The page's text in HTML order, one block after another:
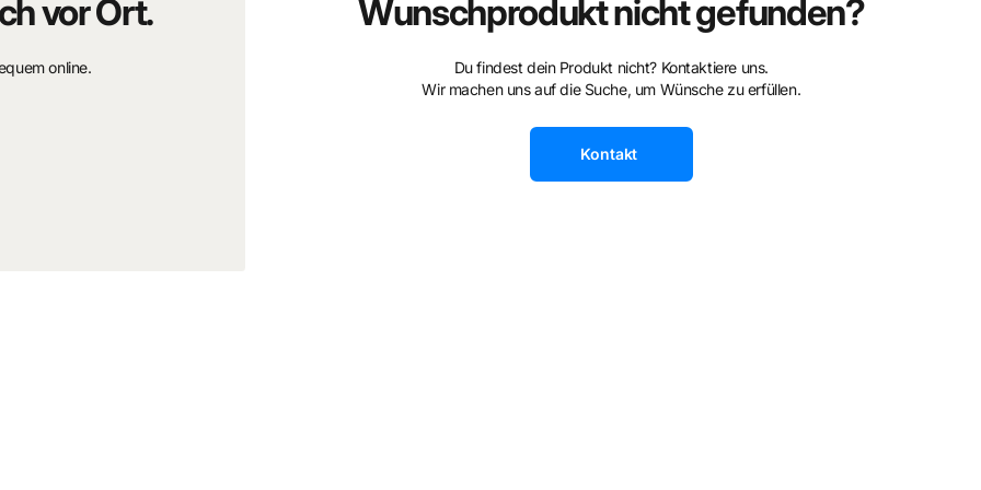
Ausstrahlung.
vor Ort.
online.
Wunschprodukt nicht gefunden?
Du findest dein Produkt nicht? Kontaktiere uns.
Wir machen uns auf die Suche, um Wünsche zu erfüllen.
Kontakt